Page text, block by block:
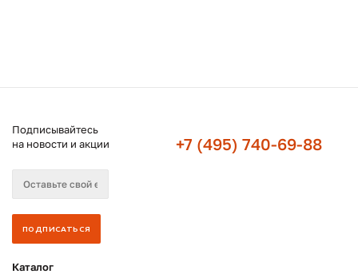
Подписывайтесь
на новости и акции
+7 (495) 740-69-88
Каталог